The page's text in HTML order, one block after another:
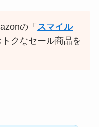
の「 スマイル
クなセール商品を